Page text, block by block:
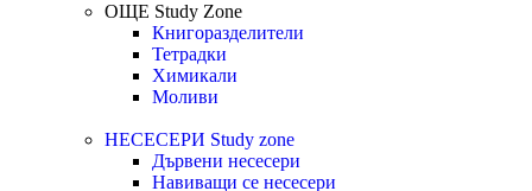
ОЩЕ Study Zone
Книгоразделители
Тетрадки
Химикали
Моливи
НЕСЕСЕРИ Study zone
Дървени несесери
Навиващи се несесери